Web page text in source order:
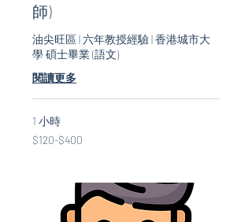
師)
油尖旺區 | 六年教授經驗 | 香港城市大
學 碩士畢業 (語文)
閱讀更多
1 小時
$120-$400
$120-$400